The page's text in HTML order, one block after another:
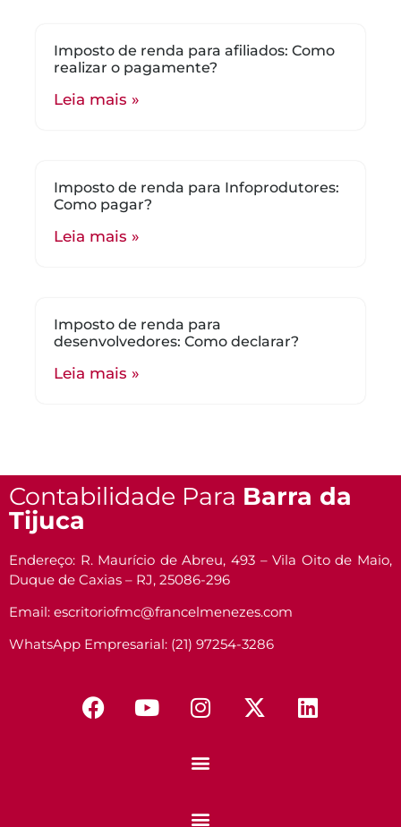
Imposto de renda para afiliados: Como
realizar o pagamente?
Leia mais »
Imposto de renda para Infoprodutores:
Como pagar?
Leia mais »
Imposto de renda para
desenvolvedores: Como declarar?
Leia mais »
Contabilidade Para Barra da
Tijuca
Endereço: R. Maurício de Abreu, 493 – Vila Oito de Maio,
Duque de Caxias – RJ, 25086-296
Email: escritoriofmc@francelmenezes.com
WhatsApp Empresarial: (21) 97254-3286